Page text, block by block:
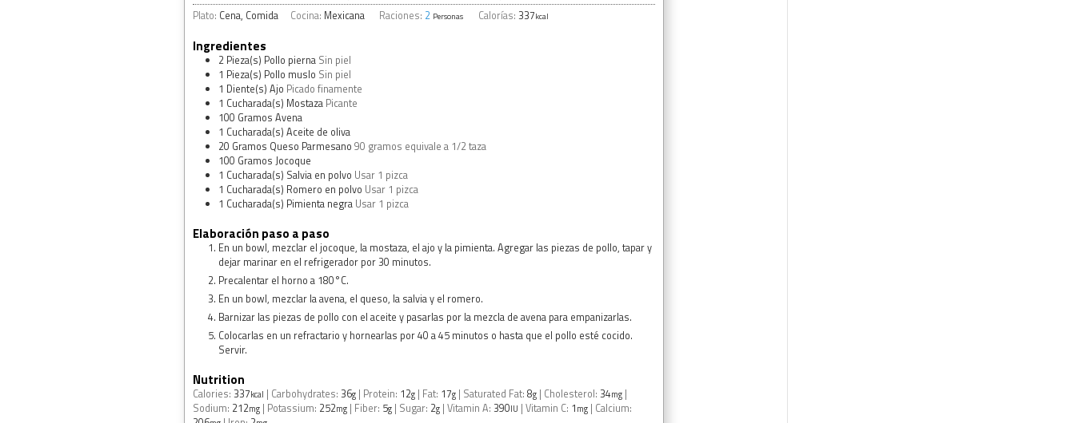
Plato: Cena, Comida Cocina: Mexicana Raciones: 2 Personas Calorías: 337kcal
Ingredientes
2 Pieza(s) Pollo pierna Sin piel
1 Pieza(s) Pollo muslo Sin piel
1 Diente(s) Ajo Picado finamente
1 Cucharada(s) Mostaza Picante
100 Gramos Avena
1 Cucharada(s) Aceite de oliva
20 Gramos Queso Parmesano 90 gramos equivale a 1/2 taza
100 Gramos Jocoque
1 Cucharada(s) Salvia en polvo Usar 1 pizca
1 Cucharada(s) Romero en polvo Usar 1 pizca
1 Cucharada(s) Pimienta negra Usar 1 pizca
Elaboración paso a paso
En un bowl, mezclar el jocoque, la mostaza, el ajo y la pimienta. Agregar las piezas de pollo, tapar y
dejar marinar en el refrigerador por 30 minutos.
Precalentar el horno a 180°C.
En un bowl, mezclar la avena, el queso, la salvia y el romero.
Barnizar las piezas de pollo con el aceite y pasarlas por la mezcla de avena para empanizarlas.
Colocarlas en un refractario y hornearlas por 40 a 45 minutos o hasta que el pollo esté cocido.
Servir.
Nutrition
Calories:337kcal | Carbohydrates:36g | Protein: 12g | Fat: 17g | Saturated Fat:8g | Cholesterol:34mg |
Sodium: 212mg | Potassium: 252mg | Fiber: 5g | Sugar: 2g |Vitamin A:390IU |Vitamin C: 1mg | Calcium: